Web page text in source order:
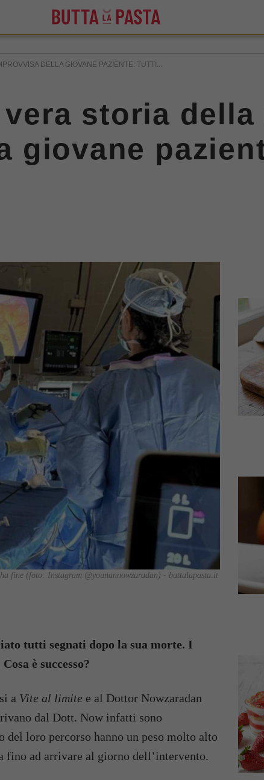
DELLA GIOVANE PAZIENTE: TUTTI...
storia della
giovane
fine (foto: Instagram @younannowzaradan) - buttalapasta.it
tutti segnati dopo la sua morte. I
è successo?
a Vite al limite e al Dottor Nowzaradan
dal Dott. Now infatti sono
loro percorso hanno un peso molto alto
fino ad arrivare al giorno dell’intervento.